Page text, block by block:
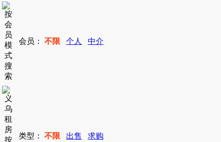
会员： 不限 个人 中介
类型： 不限 出售 求购